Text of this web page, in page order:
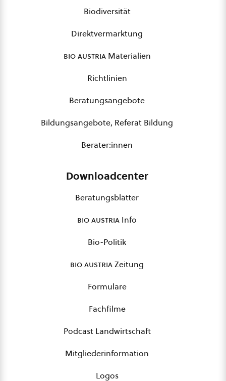
Biodiversität
Direktvermarktung
bio austriaMaterialien
Richtlinien
Beratungsangebote
Bildungsangebote, Referat Bildung
Berater:innen
Downloadcenter
Beratungsblätter
bio austria Info
Bio-Politik
bio austriaZeitung
Formulare
Fachfilme
Podcast Landwirtschaft
Mitgliederinformation
Logos